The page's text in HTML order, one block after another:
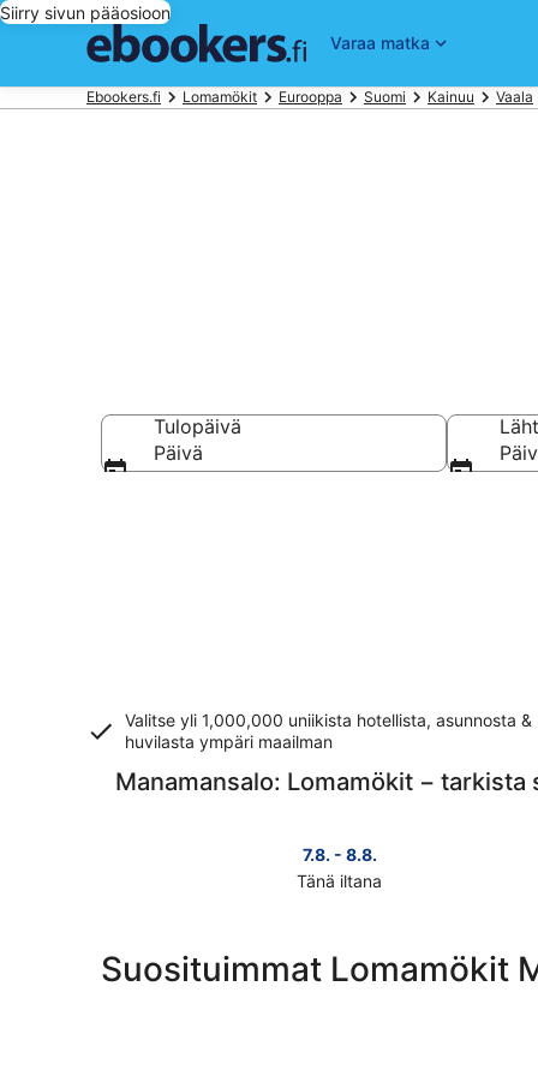
Siirry sivun pääosioon
Varaa matka
Ebookers.fi Lomamökit Eurooppa Suomi Kainuu Vaala
Tulopäivä
Päivä
Valitse yli 1,000,000 uniikista hotellista, asunnosta &
huvilasta ympäri maailman
Manamansalo: Lomamökit − tarkista
7.8. - 8.8.
Tänä iltana
Manamansalo
hinnat
Suosituimmat Lomamökit